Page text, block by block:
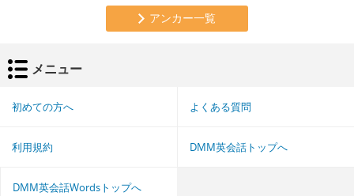
アンカー一覧
メニュー
初めての方へ よくある質問
利用規約 DMM英会話トップへ
DMM英会話Wordsトップへ